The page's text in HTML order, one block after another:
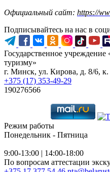
Официальный сайт: https://
Подписывайтесь на нас в
Государственное
туризму»
г. Минск, ул. Кирова, д. 8/6, к.
+375 (17) 353-49-29
190276566
Режим работы
Понедельник - Пятница
9:00-13:00 | 14:00-18:00
По вопросам аттестации